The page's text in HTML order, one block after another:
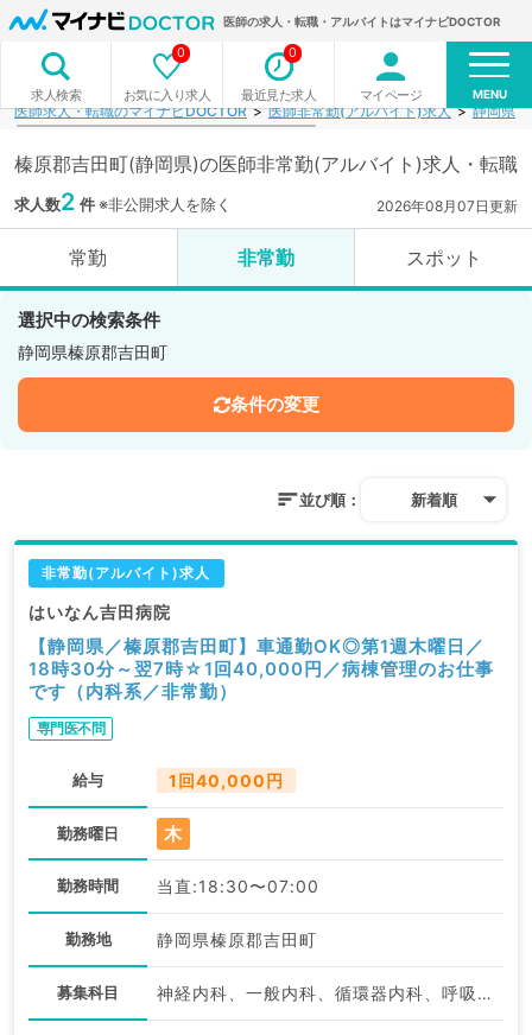
医師の求人・転職・アルバイトはマイナビDOCTOR
求人検索 お気に入り求人
0
最近見た求人
0
マイページ MENU
医師求人・転職のマイナビDOCTOR 医師非常勤(アルバイト)求人 静岡県
榛原郡吉田町(静岡県)の医師非常勤(アルバイト)求人・転職
求人数2 件※非公開求人を除く 2026年08月07日更新
常勤 非常勤 スポット
選択中の検索条件
静岡県榛原郡吉田町
条件の変更
並び順： 新着順
非常勤(アルバイト)求人
はいなん吉田病院
【静岡県／榛原郡吉田町】車通勤OK◎第1週木曜日／
18時30分～翌7時☆1回40,000円／病棟管理のお仕事
です（内科系／非常勤）
専門医不問
給与 1回40,000円
勤務曜日 木
勤務時間 当直:18:30〜07:00
勤務地 静岡県榛原郡吉田町
募集科目 神経内科、一般内科、循環器内科、呼吸器内科、消化器内科、内分泌・代謝内科、腎臓内科、老年内科、血液内科、膠原病科